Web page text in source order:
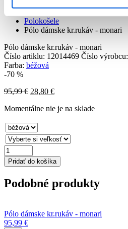
Polokošele
Pólo dámske kr.rukáv - monari
Pólo dámske kr.rukáv - monari
Číslo artiklu: 12014469 Číslo výrobcu:
Farba: béžová
-70 %
95,99€ 28,80 €
Momentálne nie je na sklade
množstvo
Pólo
dámske
-
Pridať do košíka
Podobné produkty
Pólo dámske kr.rukáv - monari
95,99 €